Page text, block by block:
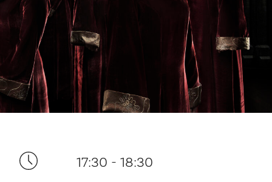
Your visit
The music in the Cathedral
17:30 - 18:30